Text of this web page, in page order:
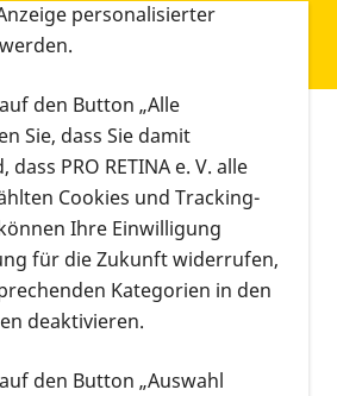
im
Termin
–17:00 Uhr
Köln im August
Gäste der Regionalgruppe
personalisierter
den Button „Alle
Sie, dass Sie damit
PRO RETINA e. V. alle
Cookies und Tracking-
Ihre Einwilligung
für die Zukunft widerrufen,
Kategorien in den
deaktivieren.
den Button „Auswahl